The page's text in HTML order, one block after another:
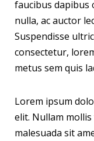
faucibus dapibus
nulla, ac auctor
Suspendisse
consectetur,
metus sem quis
Lorem ipsum
elit. Nullam
malesuada sit